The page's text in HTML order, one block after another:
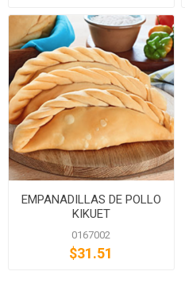
EMPANADILLAS DE POLLO
KIKUET
0167002
$31.51